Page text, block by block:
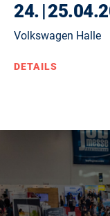
24. |
Volkswagen Halle
DETAILS